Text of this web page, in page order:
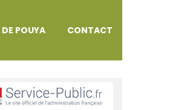
DE POUYA CONTACT